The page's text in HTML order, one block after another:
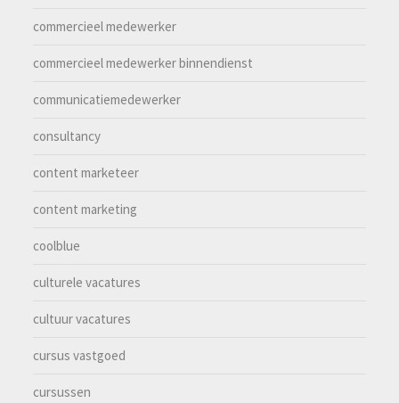
commercieel medewerker
commercieel medewerker binnendienst
communicatiemedewerker
consultancy
content marketeer
content marketing
coolblue
culturele vacatures
cultuur vacatures
cursus vastgoed
cursussen